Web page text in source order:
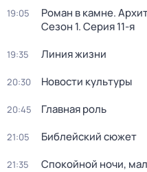
19:05 Роман в камне.
Сезон 1. Серия 11-я
19:35 Линия жизни
20:30 Новости культуры
20:45 Главная роль
21:05 Библейский сюжет
21:35 Спокойной ночи,